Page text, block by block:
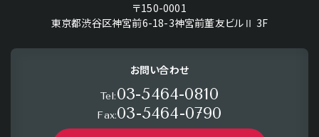
〒150-0001
東京都渋谷区神宮前6-18-3神宮前董友ビルⅡ 3F
お問い合わせ
Tel:03-5464-0810
Fax:03-5464-0790